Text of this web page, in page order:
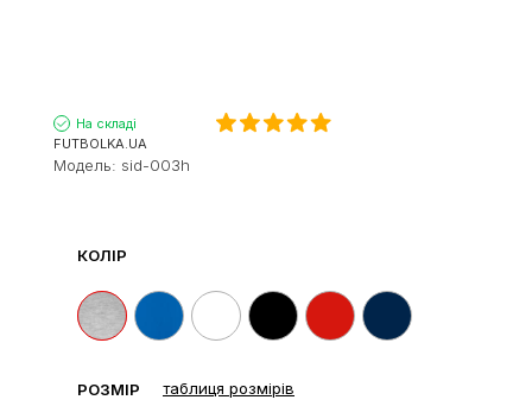
На складі
FUTBOLKA.UA
Модель: sid-003h
КОЛІР
РОЗМІР таблиця розмірів